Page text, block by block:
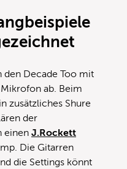
den Decade Too mit
ab. Beim
zusätzliches Shure
der
einen J.Rockett
Die Gitarren
die Settings könnt